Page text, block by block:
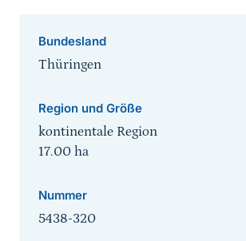
Bundesland
Thüringen
Region und Größe
kontinentale Region
17.00 ha
Nummer
5438-320